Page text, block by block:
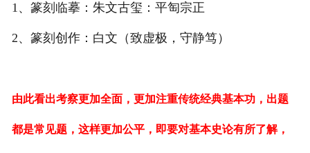
1、篆刻临摹：朱文古玺：平匋宗正
2、篆刻创作：白文（致虚极，守静笃）
由此看出考察更加全面，更加注重传统经典基本功，出题
都是常见题，这样更加公平，即要对基本史论有所了解，